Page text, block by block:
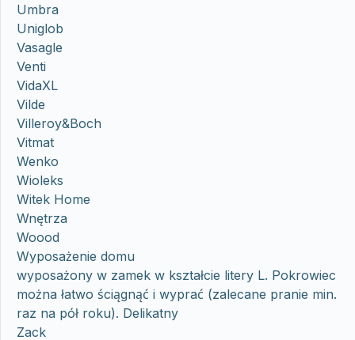
Umbra
Uniglob
Vasagle
Venti
VidaXL
Vilde
Villeroy&Boch
Vitmat
Wenko
Wioleks
Witek Home
Wnętrza
Woood
Wyposażenie domu
wyposażony w zamek w kształcie litery L. Pokrowiec
można łatwo ściągnąć i wyprać (zalecane pranie min.
raz na pół roku). Delikatny
Zack